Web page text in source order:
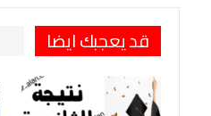
قد يعجبك ايضا